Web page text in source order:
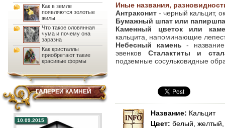
Как в земле
появляются золотые
жилы
Что такое оловянная
чума и почему она
заразна
Как кристаллы
приобретают такие
красивые формы
ГАЛЕРЕИ КАМНЕЙ
10.09.2015
Иные названия,
Антраконит - черный кальцит,
Бумажный шпат или
Каменный цветок или
кальцита, напоминающие
Небесный камень -
эвенков Сталактиты и
подземные сосульковидные
Название: Кальцит
Цвет: белый, желтый,